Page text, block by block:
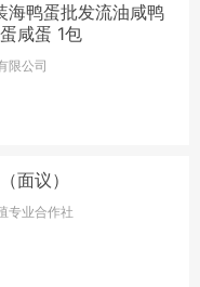
海鸭蛋批发流油咸鸭
咸蛋 1包
限公司
面议）
专业合作社